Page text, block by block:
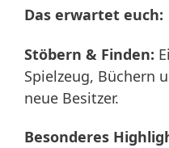
Das erwartet euch:
Stöbern & Finden:
Spielzeug, Büchern
neue Besitzer.
Besonderes